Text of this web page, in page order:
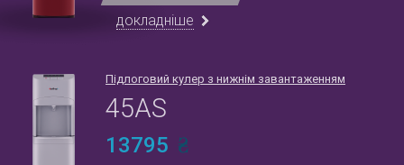
докладніше
Підлоговий кулер з нижнім завантаженням
45AS
13795